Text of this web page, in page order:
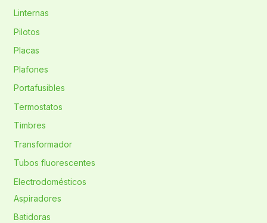
Linternas
Pilotos
Placas
Plafones
Portafusibles
Termostatos
Timbres
Transformador
Tubos fluorescentes
Electrodomésticos
Aspiradores
Batidoras